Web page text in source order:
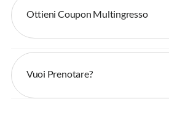
Ottieni Coupon Multingresso
Vuoi Prenotare?